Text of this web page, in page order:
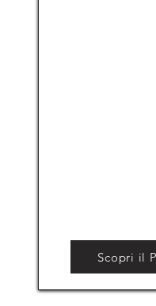
Scopri il